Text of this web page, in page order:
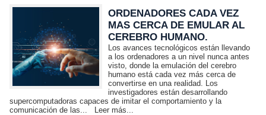
ORDENADORES CADA VEZ
MAS CERCA DE EMULAR AL
CEREBRO HUMANO.
Los avances tecnológicos están llevando
a los ordenadores a un nivel nunca antes
visto, donde la emulación del cerebro
humano está cada vez más cerca de
convertirse en una realidad. Los
investigadores están desarrollando
supercomputadoras capaces de imitar el comportamiento y la
comunicación de las...
Leer más...